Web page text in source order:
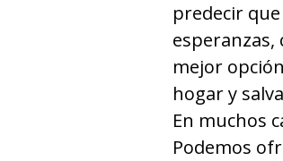
predecir
esperanzas,
mejor
hogar y
En muchos
Podemos